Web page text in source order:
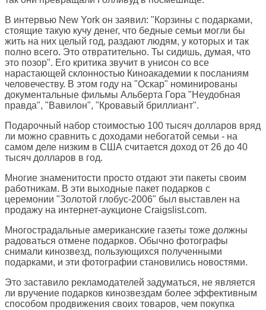
В интервью New York он заявил: "Корзины с подарками,
стоящие такую кучу денег, что бедные семьи могли бы
жить на них целый год, раздают людям, у которых и так
полно всего. Это отвратительно. Ты сидишь, думая, что
это позор". Его критика звучит в унисон со все
нарастающей склонностью Киноакадемии к посланиям
человечеству. В этом году на "Оскар" номинированы
документальные фильмы Альберта Гора "Неудобная
правда", "Вавилон", "Кровавый бриллиант".
Подарочный набор стоимостью 100 тысяч долларов вряд
ли можно сравнить с доходами небогатой семьи - на
самом деле низким в США считается доход от 26 до 40
тысяч долларов в год.
Многие знаменитости просто отдают эти пакеты своим
работникам. В эти выходные пакет подарков с
церемонии "Золотой глобус-2006" был выставлен на
продажу на интернет-аукционе Craigslist.com.
Многострадальные американские газеты тоже должны
радоваться отмене подарков. Обычно фотографы
снимали кинозвезд, пользующихся полученными
подарками, и эти фотографии становились новостями.
Это заставило рекламодателей задуматься, не является
ли вручение подарков кинозвездам более эффективным
способом продвижения своих товаров, чем покупка